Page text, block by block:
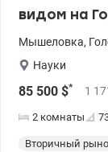
видом на
Мышеловка,
Науки
85 500 $* 1
2 комнаты
Вторичный